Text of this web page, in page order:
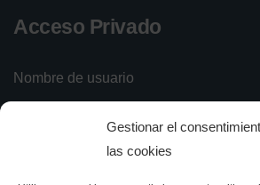
Gestionar el
las cookies
Acceso Privado
Nombre de usuario